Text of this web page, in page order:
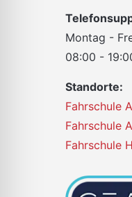
Montag -
08:00 -
Standorte:
Fahrschule
Fahrschule
Fahrschule